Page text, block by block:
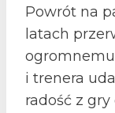
Powrót na
latach
i trenera
radość z